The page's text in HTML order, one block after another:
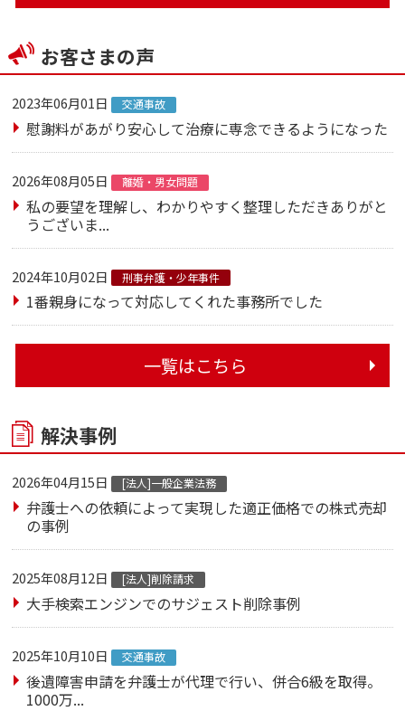
お客さまの声
2023年06月01日 交通事故
慰謝料があがり安心して治療に専念できるようになった
2026年08月05日 離婚・男女問題
私の要望を理解し、わかりやすく整理しただきありがと
うございま...
2024年10月02日 刑事弁護・少年事件
1番親身になって対応してくれた事務所でした
一覧はこちら
解決事例
2026年04月15日 [法人]一般企業法務
弁護士への依頼によって実現した適正価格での株式売却
の事例
2025年08月12日 [法人]削除請求
大手検索エンジンでのサジェスト削除事例
2025年10月10日 交通事故
後遺障害申請を弁護士が代理で行い、併合6級を取得。
1000万...